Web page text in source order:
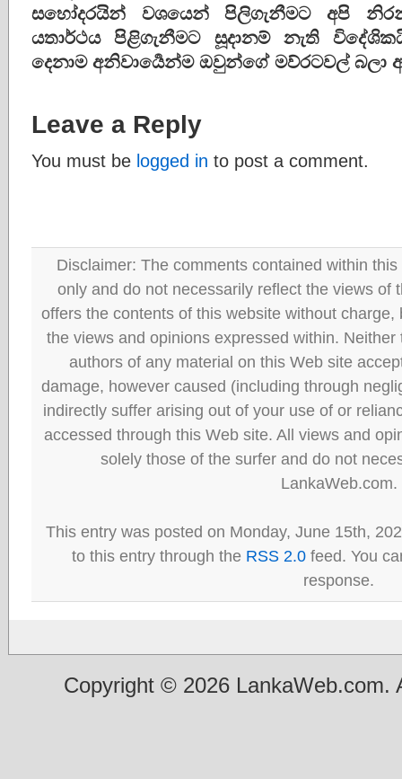
සහෝදරයින් වශයෙන් පිලිගැනීමට අපි
යතාර්ථය පිළිගැනීමට සූදානම් නැති
දෙනාම අනිවාර්‍යෙන්ම ඔවුන්ගේ මව්රටවල් බලා
Leave a Reply
You must be logged in to post a comment.
Disclaimer: The comments contained within
only and do not necessarily reflect the views of
offers the contents of this website without
the views and opinions expressed within.
authors of any material on this Web site
damage, however caused (including through
indirectly suffer arising out of your use of or
accessed through this Web site. All views and
solely those of the surfer and do not
LankaWeb.com.
This entry was posted on Monday, June 15th,
to this entry through the RSS 2.0 feed. You
response.
Copyright © 2026 LankaWeb.com.